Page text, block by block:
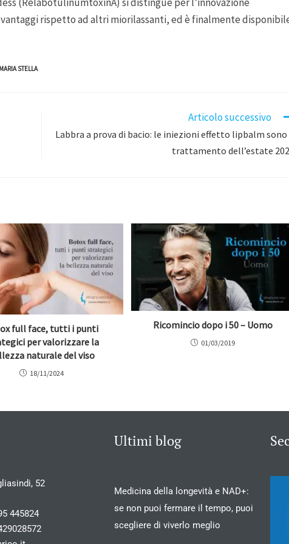
rispetto ad altri miorilassanti, ed è finalmente
STELLA
Articolo successivo
Labbra a prova di bacio: le iniezioni effetto lipbalm
trattamento dell’estate
full face, tutti i punti
per valorizzare la
naturale del viso
18/11/2024
Ricomincio dopo i 50 – Uomo
01/03/2019
52
445824
Ultimi blog
Medicina della longevità e NAD+:
se non puoi fermare il tempo, puoi
scegliere di viverlo meglio